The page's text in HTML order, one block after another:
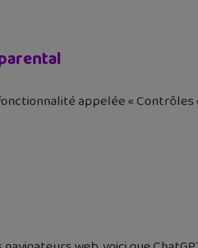
appelée «